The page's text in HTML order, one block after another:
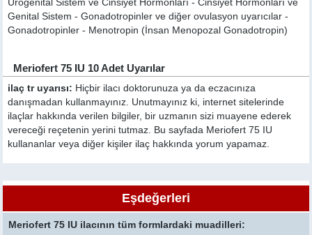
Ürogenital Sistem ve Cinsiyet Hormonları - Cinsiyet Hormonları ve
Genital Sistem - Gonadotropinler ve diğer ovulasyon uyarıcılar -
Gonadotropinler - Menotropin (İnsan Menopozal Gonadotropin)
Meriofert 75 IU 10 Adet Uyarılar
ilaç tr uyarısı: Hiçbir ilacı doktorunuza ya da eczacınıza
danışmadan kullanmayınız. Unutmayınız ki, internet sitelerinde
ilaçlar hakkında verilen bilgiler, bir uzmanın sizi muayene ederek
vereceği reçetenin yerini tutmaz. Bu sayfada Meriofert 75 IU
kullananlar veya diğer kişiler ilaç hakkında yorum yapamaz.
Eşdeğerleri
Meriofert 75 IU ilacının tüm formlardaki muadilleri: